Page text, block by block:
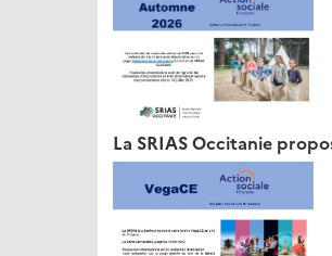
La SRIAS Occitanie